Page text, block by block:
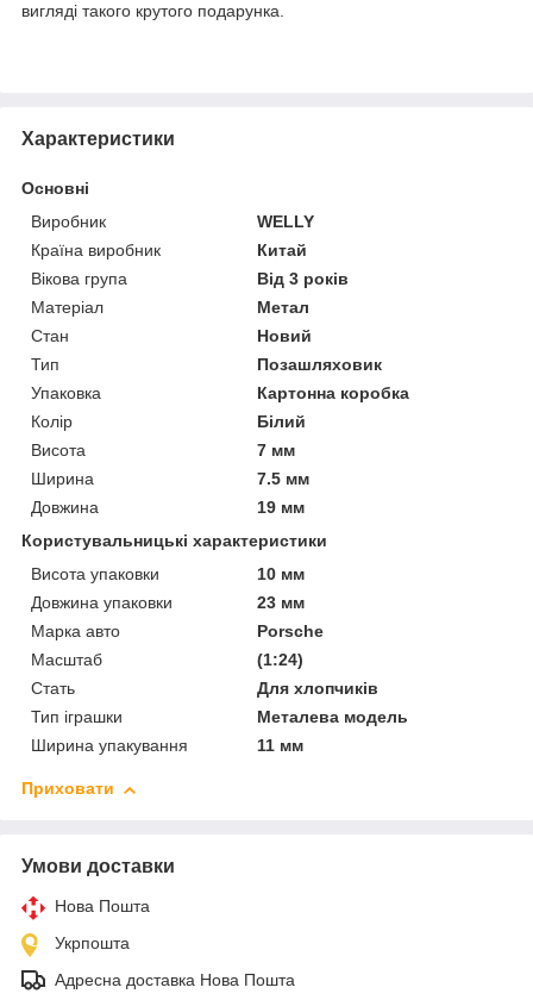
вигляді такого крутого подарунка.
Характеристики
Основні
Виробник
WELLY
Країна виробник
Китай
Вікова група
Від 3 років
Матеріал
Метал
Стан
Новий
Тип
Позашляховик
Упаковка
Картонна коробка
Колір
Білий
Висота
7 мм
Ширина
7.5 мм
Довжина
19 мм
Користувальницькі характеристики
Висота упаковки
10 мм
Довжина упаковки
23 мм
Марка авто
Porsche
Масштаб
(1:24)
Стать
Для хлопчиків
Тип іграшки
Металева модель
Ширина упакування
11 мм
Приховати
Умови доставки
Нова Пошта
Укрпошта
Адресна доставка Нова Пошта